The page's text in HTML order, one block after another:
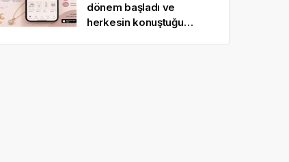
dönem başladı ve
herkesin konuştuğu